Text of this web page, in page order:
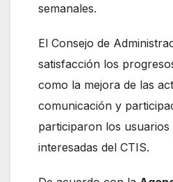
semanales.
El Consejo de
satisfacción los
como la mejora de las
comunicación y
participaron los usuarios
interesadas del CTIS.